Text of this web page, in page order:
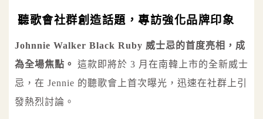
聽歌會社群創造話題，專訪強化品牌印象
Johnnie Walker Black Ruby 威士忌的首度亮相，成
為全場焦點。
這款即將於 3 月在南韓上市的全新威士
忌，在 Jennie 的聽歌會上首次曝光，迅速在社群上引
發熱烈討論。